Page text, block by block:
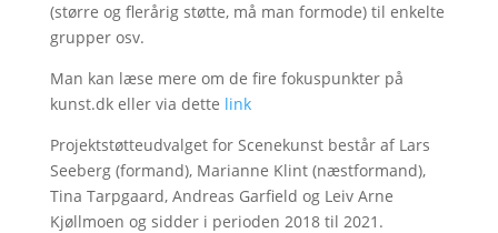
(større og flerårig støtte, må man formode) til enkelte
grupper osv.
Man kan læse mere om de fire fokuspunkter på
kunst.dk eller via dette link
Projektstøtteudvalget for Scenekunst består af Lars
Seeberg (formand), Marianne Klint (næstformand),
Tina Tarpgaard, Andreas Garfield og Leiv Arne
Kjøllmoen og sidder i perioden 2018 til 2021.